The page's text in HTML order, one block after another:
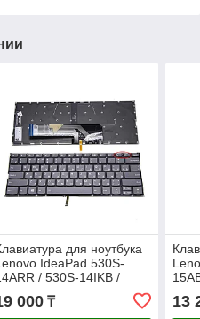
для ноутбука
IdeaPad 530S-
/ 530S-14IKB /
530S-15IKB RU с
000₸ 13